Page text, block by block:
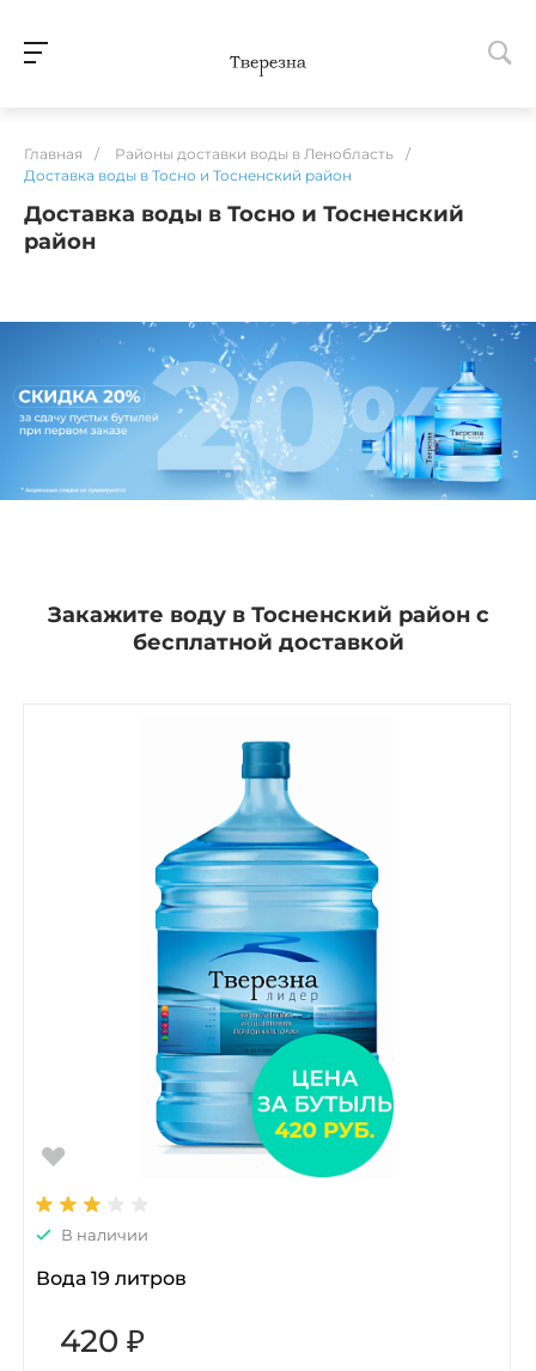
Главная / Районы доставки воды в Ленобласть
/
Доставка воды в Тосно и Тосненский район
Доставка воды в Тосно и Тосненский
район
Закажите воду в Тосненский район с
бесплатной доставкой
В наличии
Вода 19 литров
420 ₽